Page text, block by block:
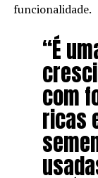
funcionalidade.
“É
com
ricas